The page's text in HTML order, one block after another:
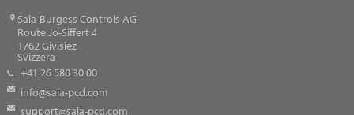
Saia-Burgess Controls AG
Route Jo-Siffert 4
1762Givisiez
Svizzera
+41 26 580 30 00
info@saia-pcd.com
support@saia-pcd.com